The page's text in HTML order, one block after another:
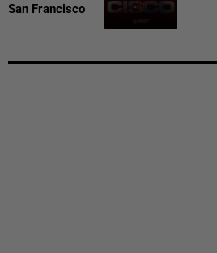
San Francisco